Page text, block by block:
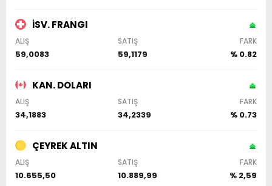
İSV. FRANGI
ALIŞ SATIŞ FARK
59,0083 59,1179 % 0.82
KAN. DOLARI
ALIŞ SATIŞ FARK
34,1883 34,2339 % 0.73
ÇEYREK ALTIN
ALIŞ SATIŞ FARK
10.655,50 10.889,99 % 2,59